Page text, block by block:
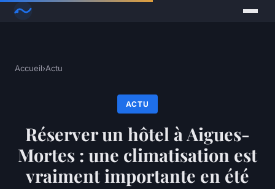
Accueil›Actu
ACTU
Réserver un hôtel à Aigues-
Mortes : une climatisation est
vraiment importante en été